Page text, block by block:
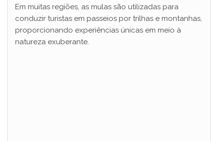
Em muitas regiões, as mulas são utilizadas para
conduzir turistas em passeios por trilhas e montanhas,
proporcionando experiências únicas em meio à
natureza exuberante.